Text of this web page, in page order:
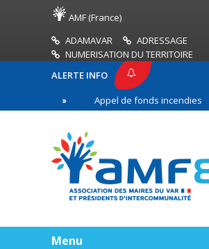
AMF (France)
ADAMAVAR
ADRESSAGE
NUMERISATION DU TERRITOIRE
ALERTE INFO
Appel de fonds incendies de forêt
ligne
Menu